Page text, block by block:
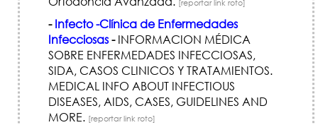
[reportar link roto]
- Infecto -Clínica de Enfermedades
Infecciosas-INFORMACION MÉDICA
SOBRE ENFERMEDADES INFECCIOSAS,
SIDA, CASOS CLINICOS Y TRATAMIENTOS.
MEDICAL INFO ABOUT INFECTIOUS
DISEASES, AIDS, CASES, GUIDELINES AND
MORE. [reportar link roto]